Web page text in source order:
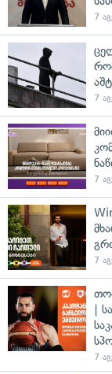
7
7
7
7
|
7